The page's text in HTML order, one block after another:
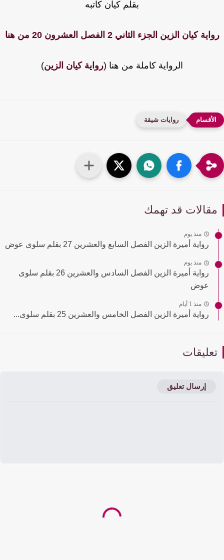
بقلم كيان كاتبه
كيان الزين الجزء الثاني 2 الفصل العشرون 20 من هنا
الرواية كاملة من هنا (رواية كيان الزين)
روايات شيقة
قد تهمك
منذ يوم
رواية أميرة الزين الفصل السابع والعشرين 27 بقلم سلوى عوض
منذ يوم
رواية أميرة الزين الفصل السادس والعشرين 26 بقلم سلوى
عوض
منذ 1 أيام
رواية أميرة الزين الفصل الخامس والعشرين 25 بقلم سلوى...
إرسال تعليق